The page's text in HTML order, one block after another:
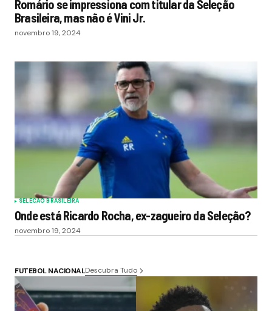
Romário se impressiona com titular da Seleção
Brasileira, mas não é Vini Jr.
novembro 19, 2024
SELECAO BRASILEIRA
Onde está Ricardo Rocha, ex-zagueiro da Seleção?
novembro 19, 2024
FUTEBOL NACIONALDescubra Tudo